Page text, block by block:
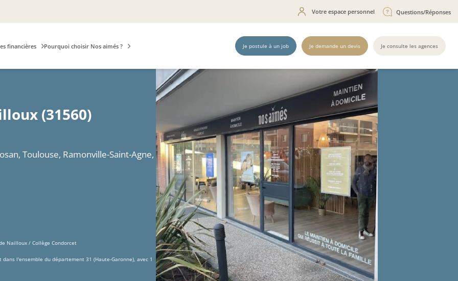
Votre espace personnel Questions/Réponses
financières Pourquoi choisir Nos aimés ? Je postule à un job Je demande un devis Je consulte les agences
(31560)
Toulouse, Ramonville-Saint-Agne,
Nailloux / Collège Condorcet
l'ensemble du département 31 (Haute-Garonne), avec 1